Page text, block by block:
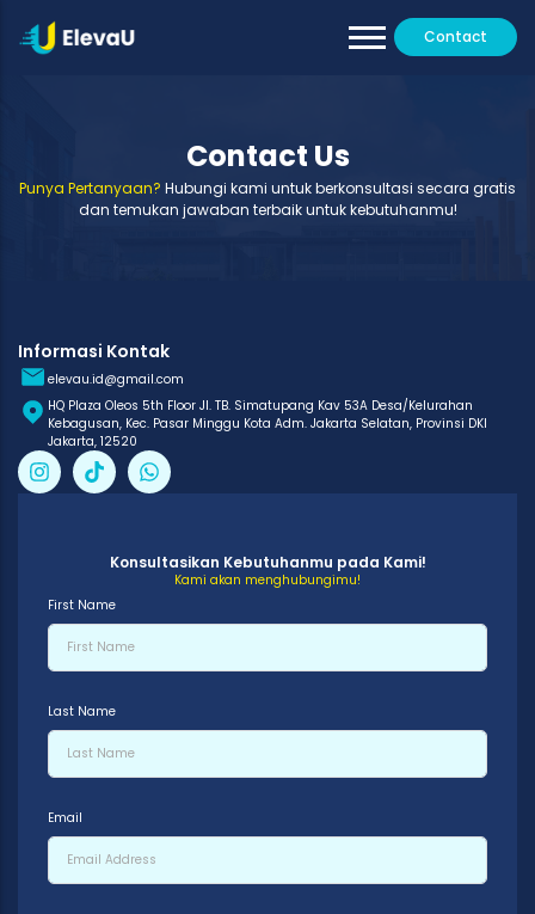
Contact
Contact Us
Punya Pertanyaan? Hubungi kami untuk berkonsultasi secara gratis
dan temukan jawaban terbaik untuk kebutuhanmu!
Informasi Kontak
elevau.id@gmail.com
HQ Plaza Oleos 5th Floor Jl. TB. Simatupang Kav 53A Desa/Kelurahan
Kebagusan, Kec. Pasar Minggu Kota Adm. Jakarta Selatan, Provinsi DKI
Jakarta, 12520
Konsultasikan Kebutuhanmu pada Kami!
Kami akan menghubungimu!
First Name
Last Name
Email